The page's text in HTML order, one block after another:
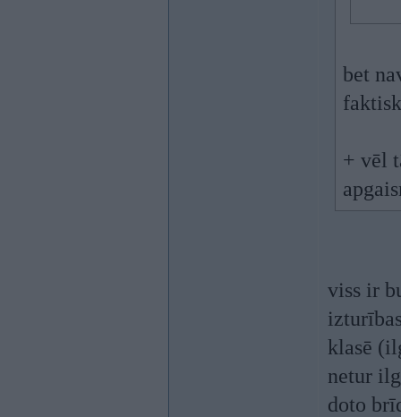
bet
+ vēl
viss ir
klasē
netur
doto